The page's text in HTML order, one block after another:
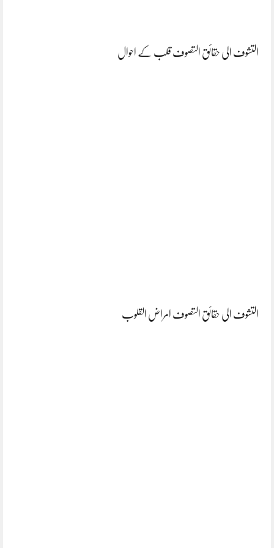
التشوف الی حقائق التصوف قلب کے احوال
التشوف الی حقائق التصوف امراض القلوب